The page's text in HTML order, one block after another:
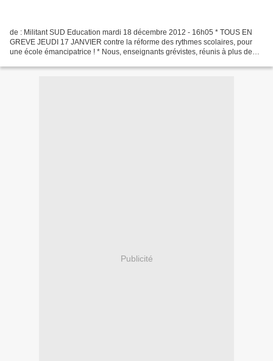
de : Militant SUD Education mardi 18 décembre 2012 - 16h05 * TOUS EN
GREVE JEUDI 17 JANVIER contre la réforme des rythmes scolaires, pour
une école émancipatrice ! * Nous, enseignants grévistes, réunis à plus de
Publicité